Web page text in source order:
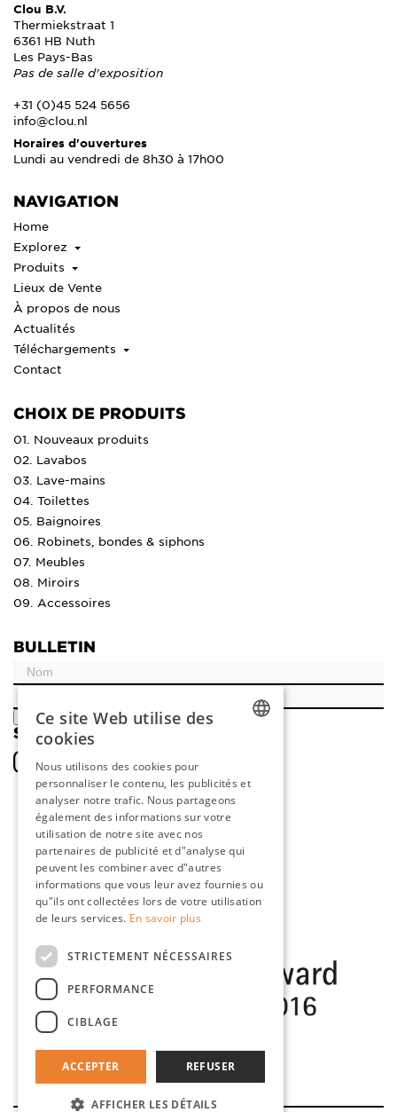
Clou B.V.
Thermiekstraat 1
6361 HB Nuth
Les Pays-Bas
Pas de salle d'exposition
+31 (0)45 524 5656
info@clou.nl
Horaires d'ouvertures
Lundi au vendredi de 8h30 à 17h00
NAVIGATION
Home
Explorez
Produits
Lieux de Vente
À propos de nous
Actualités
Téléchargements
Contact
CHOIX DE PRODUITS
01. Nouveaux produits
02. Lavabos
03. Lave-mains
04. Toilettes
05. Baignoires
06. Robinets, bondes & siphons
07. Meubles
08. Miroirs
09. Accessoires
BULLETIN
ENREGISTRER
SOCIAL
ENGLISH
FRENCH
GERMAN
Ce site Web utilise des
cookies
Nous utilisons des cookies pour
personnaliser le contenu, les publicités et
analyser notre trafic. Nous partageons
également des informations sur votre
utilisation de notre site avec nos
partenaires de publicité et d"analyse qui
peuvent les combiner avec d"autres
informations que vous leur avez fournies ou
qu"ils ont collectées lors de votre utilisation
de leurs services. En savoir plus
STRICTEMENT NÉCESSAIRES
PERFORMANCE
CIBLAGE
ACCEPTER REFUSER
AFFICHER LES DÉTAILS